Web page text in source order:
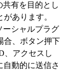
共有を目的とし
あります。
ーシャルプラグ
合、ボタン押下
、アクセスし
自動的に送信さ